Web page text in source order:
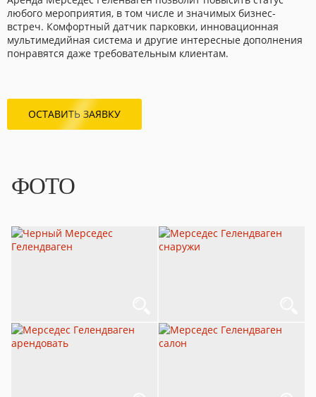
любого мероприятия, в том числе и значимых бизнес-
встреч. Комфортный датчик парковки, инновационная
мультимедийная система и другие интересные дополнения
понравятся даже требовательным клиентам.
ОСТАВИТЬ ЗАЯВКУ
ФОТО